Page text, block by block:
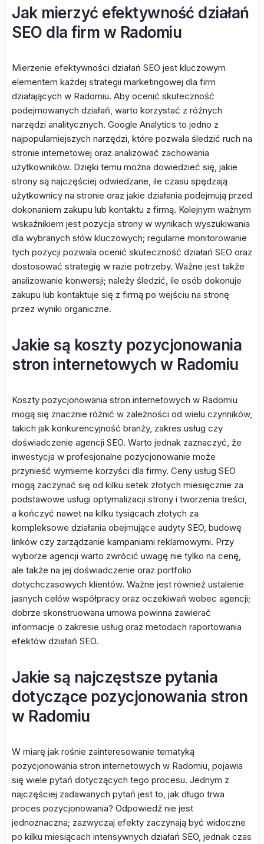
Jak mierzyć efektywność działań
SEO dla firm w Radomiu
Mierzenie efektywności działań SEO jest kluczowym
elementem każdej strategii marketingowej dla firm
działających w Radomiu. Aby ocenić skuteczność
podejmowanych działań, warto korzystać z różnych
narzędzi analitycznych. Google Analytics to jedno z
najpopularniejszych narzędzi, które pozwala śledzić ruch na
stronie internetowej oraz analizować zachowania
użytkowników. Dzięki temu można dowiedzieć się, jakie
strony są najczęściej odwiedzane, ile czasu spędzają
użytkownicy na stronie oraz jakie działania podejmują przed
dokonaniem zakupu lub kontaktu z firmą. Kolejnym ważnym
wskaźnikiem jest pozycja strony w wynikach wyszukiwania
dla wybranych słów kluczowych; regularne monitorowanie
tych pozycji pozwala ocenić skuteczność działań SEO oraz
dostosować strategię w razie potrzeby. Ważne jest także
analizowanie konwersji; należy śledzić, ile osób dokonuje
zakupu lub kontaktuje się z firmą po wejściu na stronę
przez wyniki organiczne.
Jakie są koszty pozycjonowania
stron internetowych w Radomiu
Koszty pozycjonowania stron internetowych w Radomiu
mogą się znacznie różnić w zależności od wielu czynników,
takich jak konkurencyjność branży, zakres usług czy
doświadczenie agencji SEO. Warto jednak zaznaczyć, że
inwestycja w profesjonalne pozycjonowanie może
przynieść wymierne korzyści dla firmy. Ceny usług SEO
mogą zaczynać się od kilku setek złotych miesięcznie za
podstawowe usługi optymalizacji strony i tworzenia treści,
a kończyć nawet na kilku tysiącach złotych za
kompleksowe działania obejmujące audyty SEO, budowę
linków czy zarządzanie kampaniami reklamowymi. Przy
wyborze agencji warto zwrócić uwagę nie tylko na cenę,
ale także na jej doświadczenie oraz portfolio
dotychczasowych klientów. Ważne jest również ustalenie
jasnych celów współpracy oraz oczekiwań wobec agencji;
dobrze skonstruowana umowa powinna zawierać
informacje o zakresie usług oraz metodach raportowania
efektów działań SEO.
Jakie są najczęstsze pytania
dotyczące pozycjonowania stron
w Radomiu
W miarę jak rośnie zainteresowanie tematyką
pozycjonowania stron internetowych w Radomiu, pojawia
się wiele pytań dotyczących tego procesu. Jednym z
najczęściej zadawanych pytań jest to, jak długo trwa
proces pozycjonowania? Odpowiedź nie jest
jednoznaczna; zazwyczaj efekty zaczynają być widoczne
po kilku miesiącach intensywnych działań SEO, jednak czas